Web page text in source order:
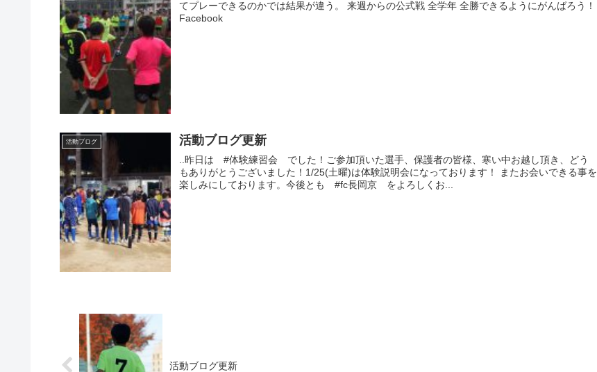
てプレーできるのかでは結果が違う。 来週からの公式戦 全学年 全勝できるようにがんばろう！
Facebook
活動ブログ 活動ブログ更新
..昨日は #体験練習会 でした！ご参加頂いた選手、保護者の皆様、寒い中お越し頂き、どう
もありがとうございました！1/25(土曜)は体験説明会になっております！ またお会いできる事を
楽しみにしております。今後とも #fc長岡京 をよろしくお...
活動ブログ更新